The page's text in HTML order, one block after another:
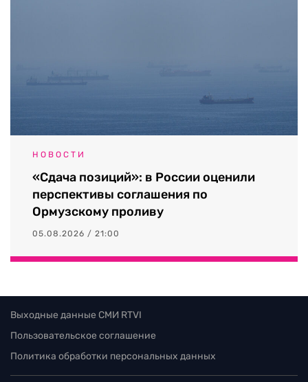
НОВОСТИ
«Сдача позиций»: в России оценили
перспективы соглашения по
Ормузскому проливу
05.08.2026 / 21:00
Выходные данные СМИ RTVI
Пользовательское соглашение
Политика обработки персональных данных